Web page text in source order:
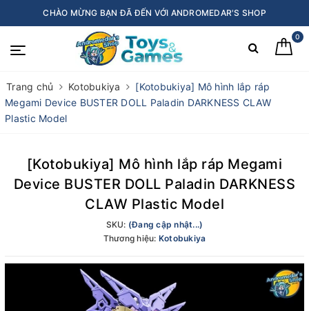
CHÀO MỪNG BẠN ĐÃ ĐẾN VỚI ANDROMEDAR'S SHOP
0
Trang chủ Kotobukiya
[Kotobukiya] Mô hình lắp ráp
Megami Device BUSTER DOLL Paladin DARKNESS CLAW
Plastic Model
[Kotobukiya] Mô hình lắp ráp Megami
Device BUSTER DOLL Paladin DARKNESS
CLAW Plastic Model
SKU: (Đang cập nhật...)
Thương hiệu: Kotobukiya